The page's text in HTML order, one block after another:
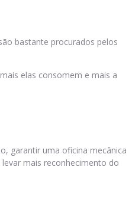
bastante procurados pelos
elas consomem e mais a
garantir uma oficina mecânica
mais reconhecimento do